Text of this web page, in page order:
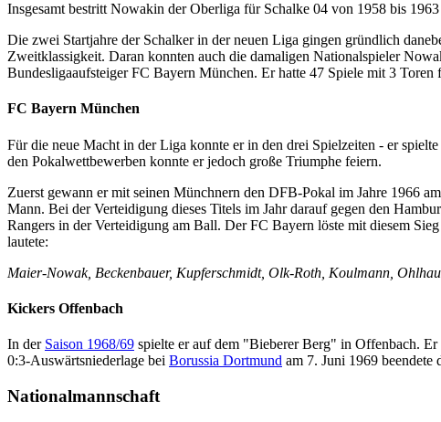
Insgesamt bestritt Nowakin der Oberliga für Schalke 04 von 1958 bis
Die zwei Startjahre der Schalker in der neuen Liga gingen gründlich
Zweitklassigkeit. Daran konnten auch die damaligen Nationalspieler
Bundesligaaufsteiger FC Bayern München. Er hatte 47 Spiele mit 3 Toren
FC Bayern München
Für die neue Macht in der Liga konnte er in den drei Spielzeiten - er
den Pokalwettbewerben konnte er jedoch große Triumphe feiern.
Zuerst gewann er mit seinen Münchnern den DFB-Pokal im Jahre 1966
Mann. Bei der Verteidigung dieses Titels im Jahr darauf gegen den
Rangers in der Verteidigung am Ball. Der FC Bayern löste mit diesem
lautete:
Maier-Nowak, Beckenbauer, Kupferschmidt, Olk-Roth, Koulmann,
Kickers Offenbach
In der Saison 1968/69 spielte er auf dem "Bieberer Berg" in Offenbach.
0:3-Auswärtsniederlage bei Borussia Dortmund am 7. Juni 1969
Nationalmannschaft